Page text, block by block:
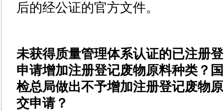
后的经公证的官方文件。
未获得质量管理体系认证的已注册
申请增加注册登记废物原料种类？
检总局做出不予增加注册登记废物
交申请？